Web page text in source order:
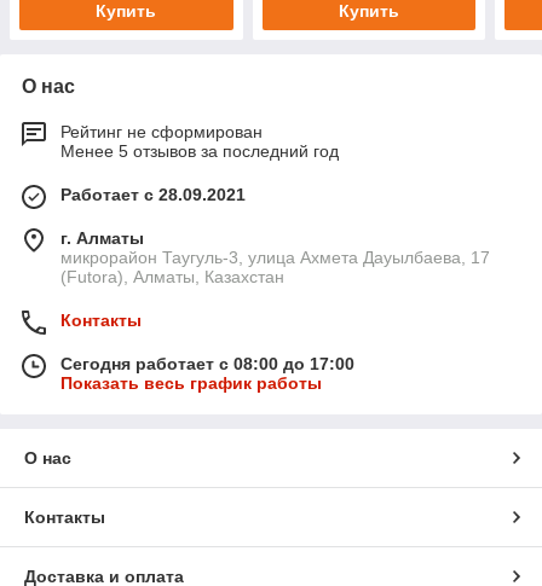
Купить Купить
О нас
Рейтинг не сформирован
Менее 5 отзывов за последний год
Работает с 28.09.2021
г. Алматы
микрорайон Таугуль-3, улица Ахмета Дауылбаева, 17
(Futora), Алматы, Казахстан
Контакты
Сегодня работает с 08:00 до 17:00
Показать весь график работы
О нас
Контакты
Доставка и оплата